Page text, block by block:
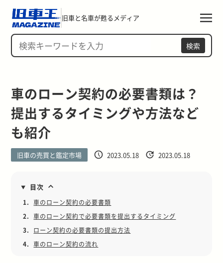
旧車と名車が甦るメディア
検索
車のローン契約の必要書類は？
提出するタイミングや方法など
も紹介
旧車の売買と鑑定市場 2023.05.18 2023.05.18
目次
1.
車のローン契約の必要書類
2.
車のローン契約で必要書類を提出するタイミング
3.
ローン契約の必要書類の提出方法
4.
車のローン契約の流れ